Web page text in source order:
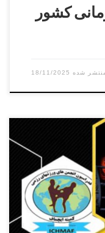
کشور
18/11/2025
مسابقات استانی کمیته ایچماف در تاریخ ۲۷ و ۲۸ شهریور ۱۴۰۴
فردیس در تمامی
آقایان بانوان زمان
ثبت نام و وزن کشی ۲۷ شهریور از ساعت ۱۶ الی ۲۱زمان